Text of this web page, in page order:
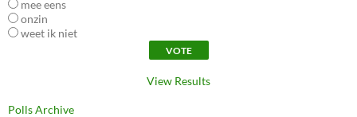
mee eens
onzin
weet ik niet
View Results
Polls Archive